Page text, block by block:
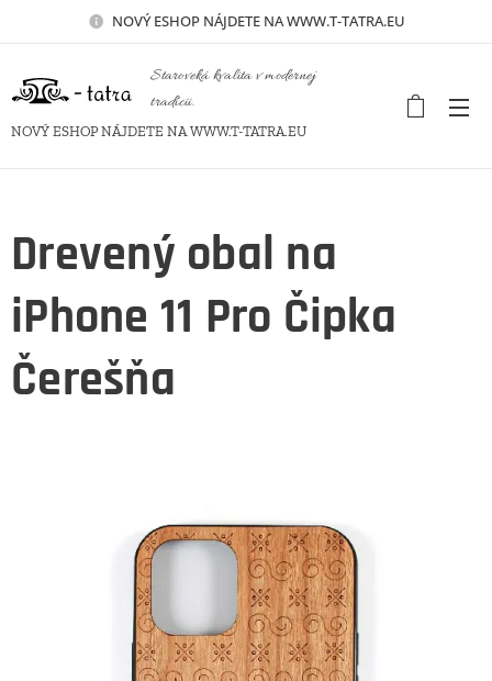
NOVÝESHOP NÁJDETE NA WWW.T-TATRA.EU
Staroveká kvalita v modernej
tradícii.
NOVÝ ESHOP NÁJDETE NA WWW.T-TATRA.EU
Drevený obal na
iPhone 11 Pro Čipka
Čerešňa